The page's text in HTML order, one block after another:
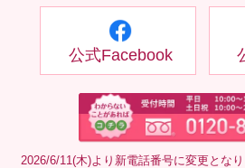
公式Facebook
2026/6/11(木)より新電話番号に変更とな